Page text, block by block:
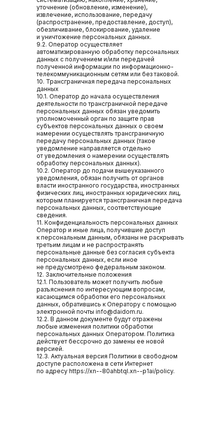
уточнение (обновление, изменение),
извлечение, использование, передачу
(распространение, предоставление, доступ),
обезличивание, блокирование, удаление
и уничтожение персональных данных.
9.2. Оператор осуществляет
автоматизированную обработку персональных
данных с получением и/или передачей
полученной информации по информационно-
телекоммуникационным сетям или без таковой.
10. Трансграничная передача персональных
данных
10.1. Оператор до начала осуществления
деятельности по трансграничной передаче
персональных данных обязан уведомить
уполномоченный орган по защите прав
субъектов персональных данных о своем
намерении осуществлять трансграничную
передачу персональных данных (такое
уведомление направляется отдельно
от уведомления о намерении осуществлять
обработку персональных данных).
10.2. Оператор до подачи вышеуказанного
уведомления, обязан получить от органов
власти иностранного государства, иностранных
физических лиц, иностранных юридических лиц,
которым планируется трансграничная передача
персональных данных, соответствующие
сведения.
11. Конфиденциальность персональных данных
Оператор и иные лица, получившие доступ
к персональным данным, обязаны не раскрывать
третьим лицам и не распространять
персональные данные без согласия субъекта
персональных данных, если иное
не предусмотрено федеральным законом.
12. Заключительные положения
12.1. Пользователь может получить любые
разъяснения по интересующим вопросам,
касающимся обработки его персональных
данных, обратившись к Оператору с помощью
электронной почты info@daidom.ru.
12.2. В данном документе будут отражены
любые изменения политики обработки
персональных данных Оператором. Политика
действует бессрочно до замены ее новой
версией.
12.3. Актуальная версия Политики в свободном
доступе расположена в сети Интернет
по адресу https://xn--80ahbtql.xn--p1ai/policy.